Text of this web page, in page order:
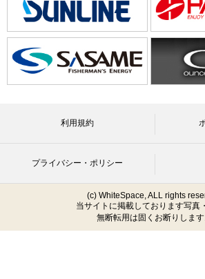
利用規約
プライバシー・ポリシー
(c) WhiteSpace, ALL rights
当サイトに掲載しております写真
無断転用は固くお断りします